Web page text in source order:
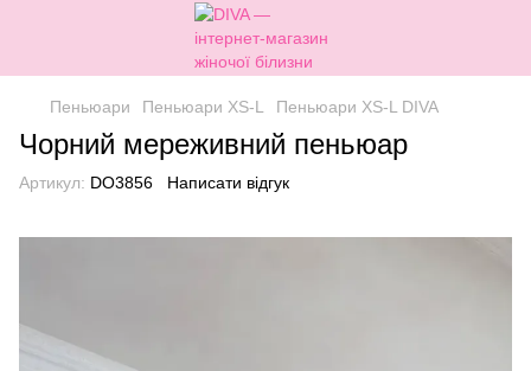
Пеньюари Пеньюари XS-L Пеньюари XS-L DIVA
Чорний мереживний пеньюар
Артикул: DO3856 Написати відгук